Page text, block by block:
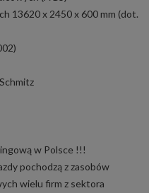
13620 x 2450 x 600 mm (dot.
w Polsce !!!
pochodzą z zasobów
wielu firm z sektora